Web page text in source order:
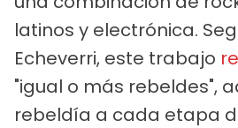
latinos y electrónica.
Echeverri, este trabajo
"igual o más rebeldes",
rebeldía a cada etapa